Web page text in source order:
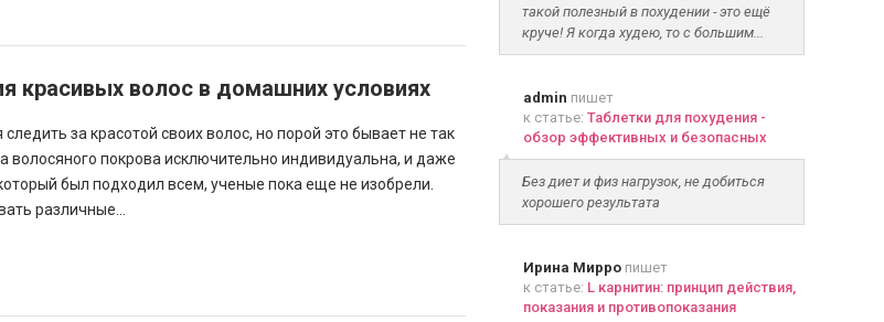
красивых волос в домашних условиях
за красотой своих волос, но порой это бывает не так
волосяного покрова исключительно индивидуальна, и даже
был подходил всем, ученые пока еще не изобрели.
различные...
такой полезный в похудении - это ещё
круче! Я когда худею, то с большим...
admin пишет
к статье: Таблетки для похудения -
обзор эффективных и безопасных
Без диет и физ нагрузок, не добиться
хорошего результата
Ирина Мирропишет
к статье: L карнитин: принцип действия,
показания и противопоказания